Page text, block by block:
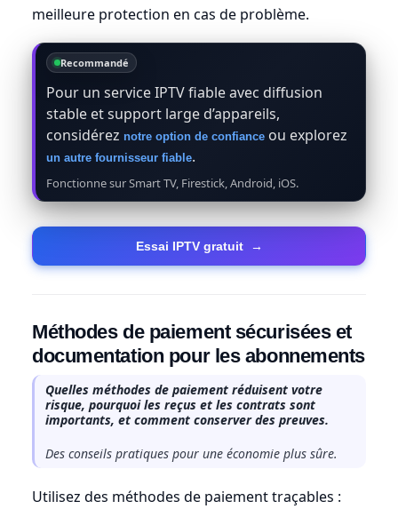
meilleure protection en cas de problème.
Recommandé
Pour un service IPTV fiable avec diffusion
stable et support large d’appareils,
considérez notre option de confiance ou explorez
un autre fournisseur fiable.
Fonctionne sur Smart TV, Firestick, Android, iOS.
Essai IPTV gratuit →
Méthodes de paiement sécurisées et
documentation pour les abonnements
Quelles méthodes de paiement réduisent votre
risque, pourquoi les reçus et les contrats sont
importants, et comment conserver des preuves.
Des conseils pratiques pour une économie plus sûre.
Utilisez des méthodes de paiement traçables :